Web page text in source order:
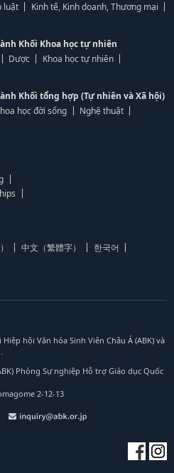
luật
Kinh tế, Kinh doanh, Thương mại
Khối Khoa học tự nhiên
Dược
Khoa học tự nhiên
Khối tổng hợp (Tự nhiên và Xã hội)
học đời sống
Nghệ thuật
中文（繁體字）
한국어
hội Văn hóa Sinh Viên Châu Á (ABK) và
Phòng Sự nghiệp Hỗ trợ Giáo dục Quốc
2-12-13